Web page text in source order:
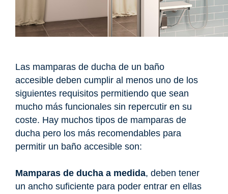
Las mamparas de ducha de un baño
accesible deben cumplir al menos uno de los
siguientes requisitos permitiendo que sean
mucho más funcionales sin repercutir en su
coste. Hay muchos tipos de mamparas de
ducha pero los más recomendables para
permitir un baño accesible son:
Mamparas de ducha a medida, deben tener
un ancho suficiente para poder entrar en ellas